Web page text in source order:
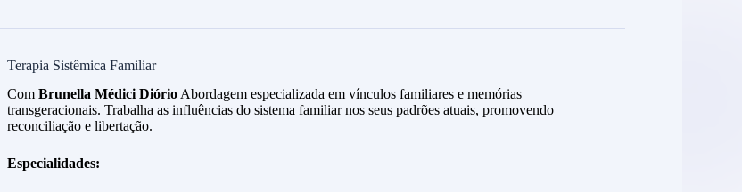
Terapia Sistêmica Familiar
Com Brunella Médici DiórioAbordagem especializada em vínculos familiares e memórias
transgeracionais. Trabalha as influências do sistema familiar nos seus padrões atuais, promovendo
reconciliação e libertação.
Especialidades: